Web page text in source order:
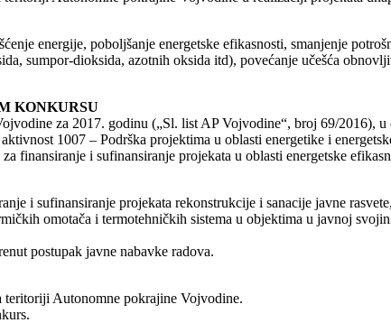
energije, poboljšanje energetske efikasnosti, smanjenje
sumpor-dioksida, azotnih oksida itd), povećanje učešća
KONKURSU
za 2017. godinu („Sl. list AP Vojvodine“, broj 69/2016),
1007 – Podrška projektima u oblasti energetike i
finansiranje i sufinansiranje projekata u oblasti energetske
i sufinansiranje projekata rekonstrukcije i sanacije javne
omotača i termotehničkih sistema u objektima u javnoj
postupak javne nabavke radova.
teritoriji Autonomne pokrajine Vojvodine.